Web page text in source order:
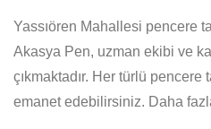
Yassıören Mahallesi pencere
Akasya Pen, uzman ekibi ve
çıkmaktadır. Her türlü
emanet edebilirsiniz. Daha